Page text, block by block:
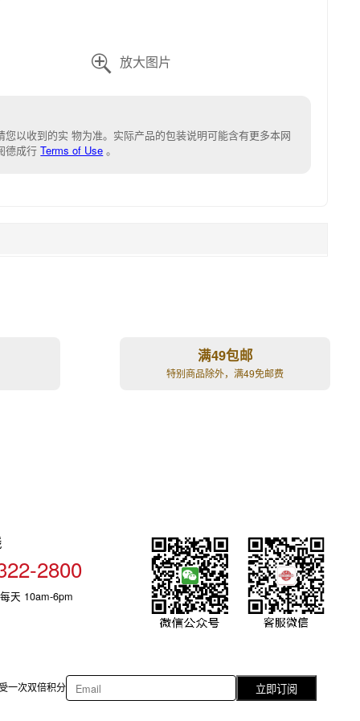

以收到的实 物为准。实际产品的包装说明可能含有更多本网
德成行Terms of Use 。
满49包邮
特别商品除外，满49免邮费
2800
每天 10am-6pm
一次双倍积分 立即订阅